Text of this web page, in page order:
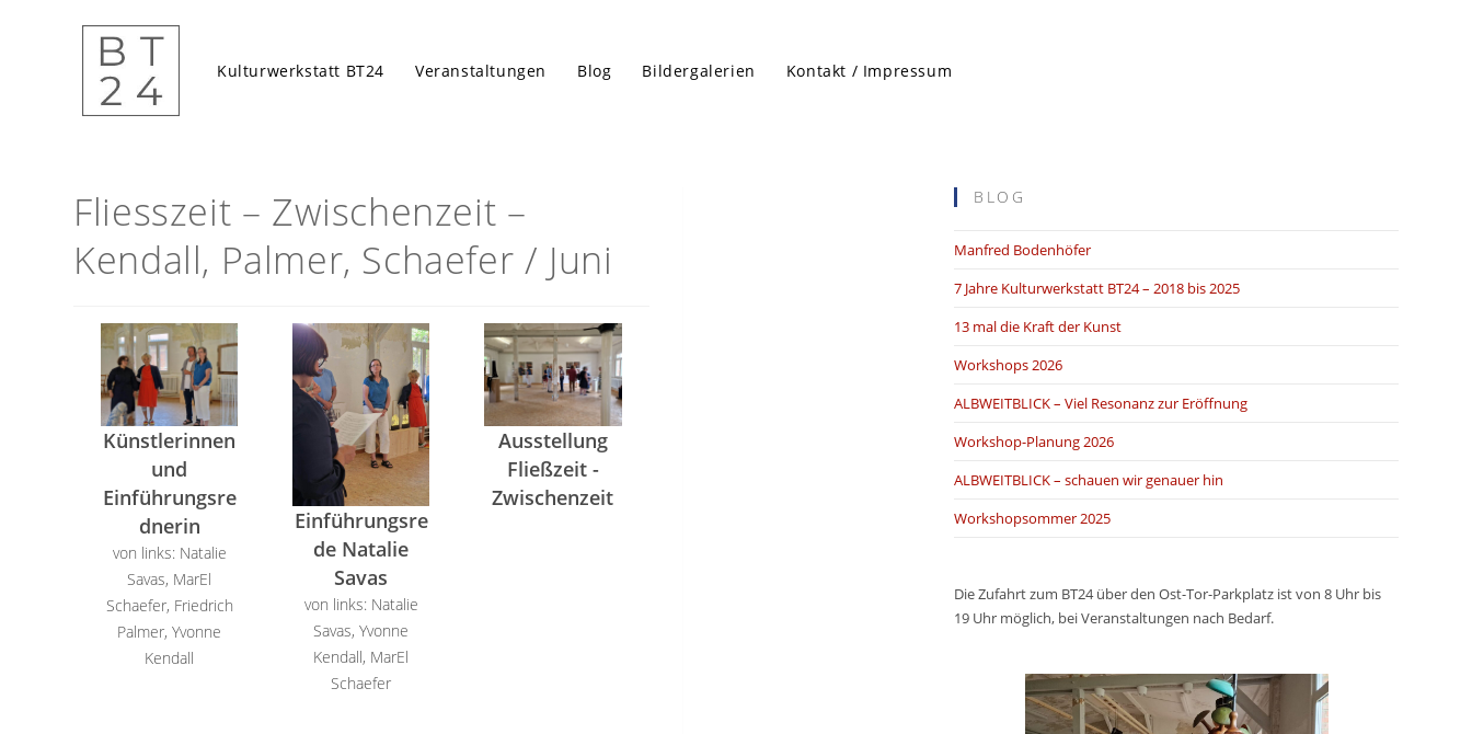
Kulturwerkstatt BT24 Veranstaltungen Blog Bildergalerien Kontakt / Impressum
Fliesszeit – Zwischenzeit –
Kendall, Palmer, Schaefer / Juni
Künstlerinnen
und
Einführungsre
dnerin
von links: Natalie
Savas, MarEl
Schaefer, Friedrich
Palmer, Yvonne
Kendall
Einführungsre
de Natalie
Savas
von links: Natalie
Savas, Yvonne
Kendall, MarEl
Schaefer
Ausstellung
Fließzeit -
Zwischenzeit
BLOG
Manfred Bodenhöfer
7 Jahre Kulturwerkstatt BT24 – 2018 bis 2025
13 mal die Kraft der Kunst
Workshops 2026
ALBWEITBLICK – Viel Resonanz zur Eröffnung
Workshop-Planung 2026
ALBWEITBLICK – schauen wir genauer hin
Workshopsommer 2025
Die Zufahrt zum BT24 über den Ost-Tor-Parkplatz ist von 8 Uhr bis
19 Uhr möglich, bei Veranstaltungen nach Bedarf.